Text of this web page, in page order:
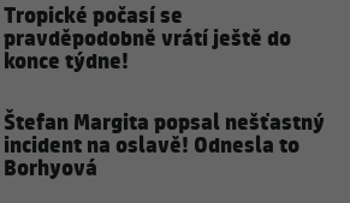
Tropické počasí se
pravděpodobně vrátí ještě do
konce týdne!
Štefan Margita popsal nešťastný
incident na oslavě! Odnesla to
Borhyová